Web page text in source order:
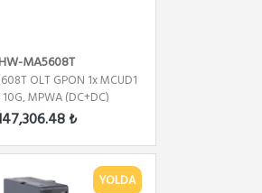
HW-MA5608T
OLT GPON 1x MCUD1
10G, MPWA (DC+DC)
₺
YOLDA